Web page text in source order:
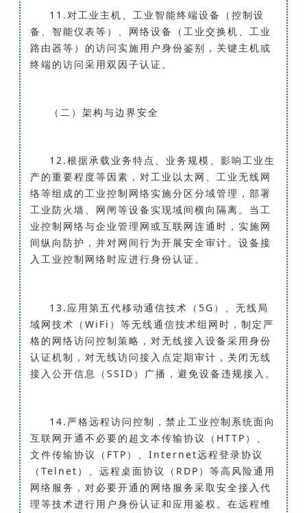
11.对工业主机、工业智能终端设备（控制设
备、智能仪表等）、网络设备（工业交换机、工业
路由器等）的访问实施用户身份鉴别，关键主机或
终端的访问采用双因子认证。
（二）架构与边界安全
12.根据承载业务特点、业务规模、影响工业生
产的重要程度等因素，对工业以太网、工业无线网
络等组成的工业控制网络实施分区分域管理，部署
工业防火墙、网闸等设备实现域间横向隔离。当工
业控制网络与企业管理网或互联网连通时，实施网
间纵向防护，并对网间行为开展安全审计。设备接
入工业控制网络时应进行身份认证。
13.应用第五代移动通信技术（5G）、无线局
域网技术（WiFi）等无线通信技术组网时，制定严
格的网络访问控制策略，对无线接入设备采用身份
认证机制，对无线访问接入点定期审计，关闭无线
接入公开信息（SSID）广播，避免设备违规接入。
14.严格远程访问控制，禁止工业控制系统面向
互联网开通不必要的超文本传输协议（HTTP）、
文件传输协议（FTP）、Internet远程登录协议
（Telnet）、远程桌面协议（RDP）等高风险通用
网络服务，对必要开通的网络服务采取安全接入代
理等技术进行用户身份认证和应用鉴权。在远程维